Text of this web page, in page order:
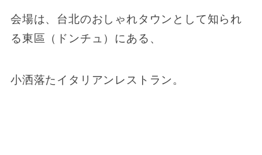
会場は、台北のおしゃれタウンとして知られ
る東區（ドンチュ）にある、
小洒落たイタリアンレストラン。